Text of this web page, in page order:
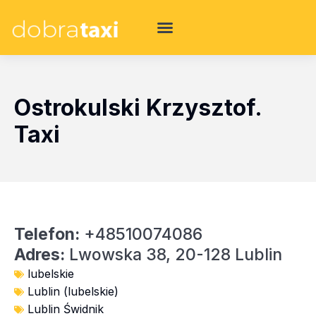
Ostrokulski Krzysztof.
Taxi
Telefon: +48510074086
Adres: Lwowska 38, 20-128 Lublin
lubelskie
Lublin (lubelskie)
Lublin Świdnik